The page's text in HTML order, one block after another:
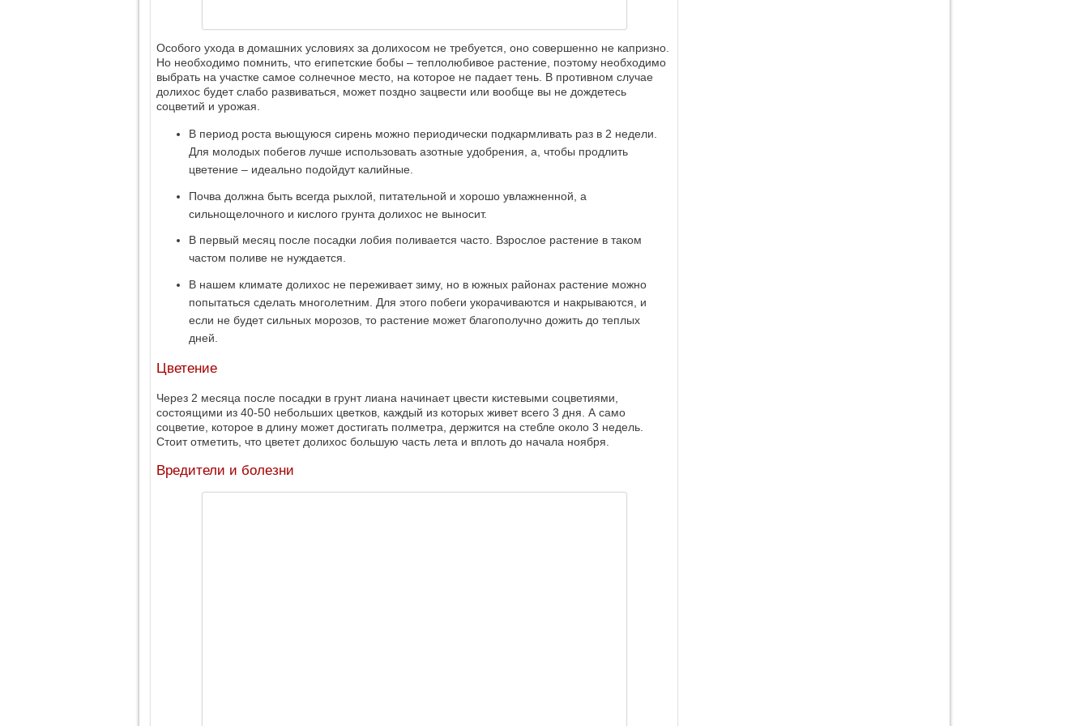
Особого ухода в домашних условиях за долихосом не требуется, оно совершенно не капризно.
Но необходимо помнить, что египетские бобы – теплолюбивое растение, поэтому необходимо
выбрать на участке самое солнечное место, на которое не падает тень. В противном случае
долихос будет слабо развиваться, может поздно зацвести или вообще вы не дождетесь
соцветий и урожая.
В период роста вьющуюся сирень можно периодически подкармливать раз в 2 недели.
Для молодых побегов лучше использовать азотные удобрения, а, чтобы продлить
цветение – идеально подойдут калийные.
Почва должна быть всегда рыхлой, питательной и хорошо увлажненной, а
сильнощелочного и кислого грунта долихос не выносит.
В первый месяц после посадки лобия поливается часто. Взрослое растение в таком
частом поливе не нуждается.
В нашем климате долихос не переживает зиму, но в южных районах растение можно
попытаться сделать многолетним. Для этого побеги укорачиваются и накрываются, и
если не будет сильных морозов, то растение может благополучно дожить до теплых
дней.
Цветение
Через 2 месяца после посадки в грунт лиана начинает цвести кистевыми соцветиями,
состоящими из 40-50 небольших цветков, каждый из которых живет всего 3 дня. А само
соцветие, которое в длину может достигать полметра, держится на стебле около 3 недель.
Стоит отметить, что цветет долихос большую часть лета и вплоть до начала ноября.
Вредители и болезни